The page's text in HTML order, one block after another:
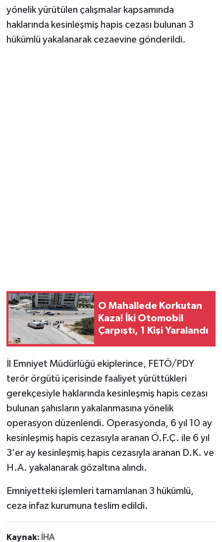
yönelik yürütülen çalışmalar kapsamında
haklarında kesinleşmiş hapis cezası bulunan 3
hükümlü yakalanarak cezaevine gönderildi.
O Mahallede Korkutan
Kaza! İki Otomobil
Çarpıştı, 1 Kişi Yaralandı
İl Emniyet Müdürlüğü ekiplerince, FETÖ/PDY
terör örgütü içerisinde faaliyet yürüttükleri
gerekçesiyle haklarında kesinleşmiş hapis cezası
bulunan şahısların yakalanmasına yönelik
operasyon düzenlendi. Operasyonda, 6 yıl 10 ay
kesinleşmiş hapis cezasıyla aranan Ö.F.Ç. ile 6 yıl
3'er ay kesinleşmiş hapis cezasıyla aranan D.K. ve
H.A. yakalanarak gözaltına alındı.
Emniyetteki işlemleri tamamlanan 3 hükümlü,
ceza infaz kurumuna teslim edildi.
Kaynak: İHA